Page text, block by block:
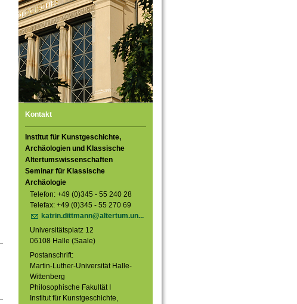
Kontakt
Institut für Kunstgeschichte,
Archäologien und Klassische
Altertumswissenschaften
Seminar für Klassische
Archäologie
Telefon: +49 (0)345 - 55 240 28
Telefax: +49 (0)345 - 55 270 69
katrin.dittmann@altertum.un...
Universitätsplatz 12
06108 Halle (Saale)
Postanschrift:
Martin-Luther-Universität Halle-
Wittenberg
Philosophische Fakultät I
Institut für Kunstgeschichte,